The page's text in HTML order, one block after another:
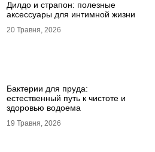
Дилдо и страпон: полезные
аксессуары для интимной жизни
20 Травня, 2026
Бактерии для пруда:
естественный путь к чистоте и
здоровью водоема
19 Травня, 2026